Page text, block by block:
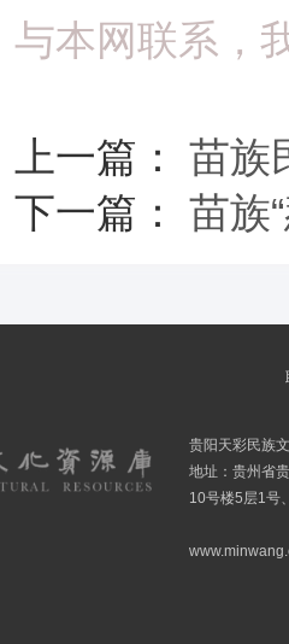
与本网联系，
上一篇： 苗族
下一篇： 苗族
贵阳天彩民族
地址：贵州省
10号楼5层1号